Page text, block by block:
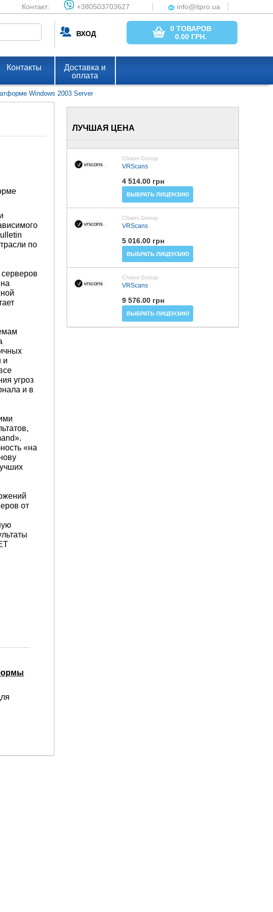
Контакт: +380503703627 info@itpro.ua
ВХОД
0 ТОВАРОВ
0.00 ГРН.
Контакты
Доставка и
оплата
Windows 2003 Server
по
и
угроз
и в
«на
от
ЛУЧШАЯ ЦЕНА
Chaos Group
VRScans
4 514.00 грн
ВЫБРАТЬ ЛИЦЕНЗИЮ
Chaos Group
VRScans
5 016.00 грн
ВЫБРАТЬ ЛИЦЕНЗИЮ
Chaos Group
VRScans
9 576.00 грн
ВЫБРАТЬ ЛИЦЕНЗИЮ